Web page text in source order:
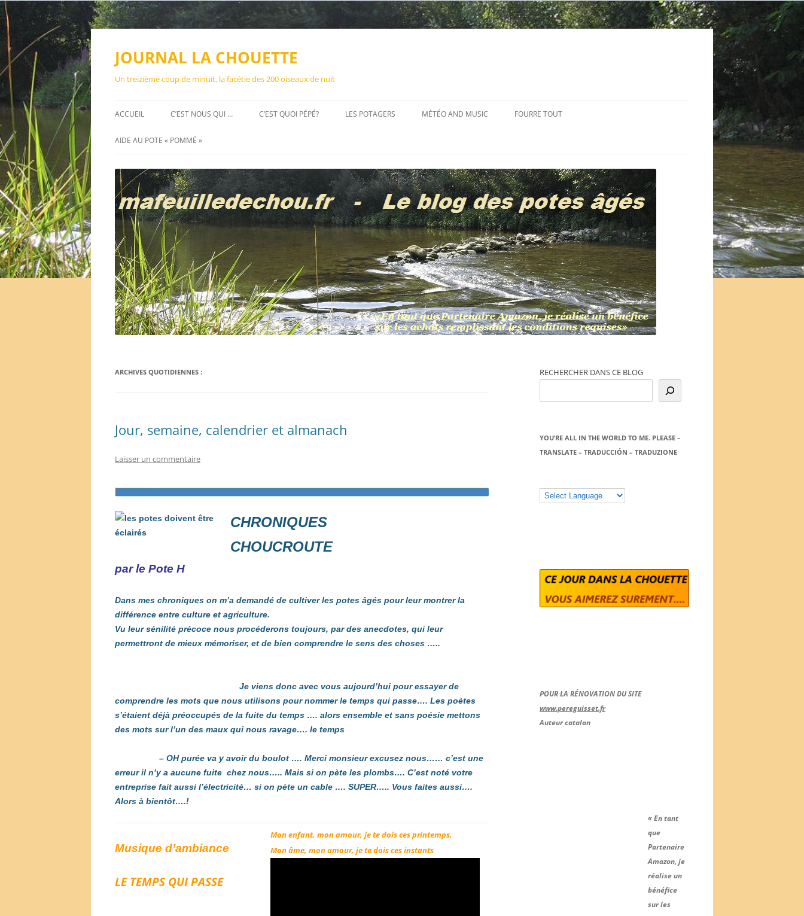
Aller
JOURNAL LA CHOUETTE
Un treizième coup de minuit, la facétie des 200 oiseaux de nuit
ACCUEIL C’EST NOUS QUI … C’EST QUOI PÉPÉ? LES POTAGERS MÉTÉO AND MUSIC FOURRE TOUT
AIDE AU POTE « POMMÉ »
ARCHIVES QUOTIDIENNES :
Jour, semaine, calendrier et almanach
Laisser un commentaire
CHRONIQUES
CHOUCROUTE
par le Pote H
Dans mes chroniques on m’a demandé de cultiver les potes âgés pour leur montrer la
différence entre culture et agriculture.
Vu leur sénilité précoce nous procéderons toujours, par des anecdotes, qui leur
permettront de mieux mémoriser, et de bien comprendre le sens des choses …..
Je viens donc avec vous aujourd’hui pour essayer de
comprendre les mots que nous utilisons pour nommer le temps qui passe…. Les poètes
s’étaient déjà préoccupés de la fuite du temps …. alors ensemble et sans poésie mettons
des mots sur l’un des maux qui nous ravage…. le temps
– OH purée va y avoir du boulot …. Merci monsieur excusez nous…… c’est une
erreur il n’y a aucune fuite chez nous….. Mais si on pète les plombs…. C’est noté votre
entreprise fait aussi l’électricité… si on pète un cable …. SUPER….. Vous faites aussi….
Alors à bientôt….!
Musique d’ambiance
LE TEMPS QUI PASSE
Mon enfant, mon amour, je te dois ces printemps,
Mon âme, mon amour, je te dois ces instants
RECHERCHER DANS CE BLOG
YOU’RE ALL IN THE WORLD TO ME. PLEASE –
TRANSLATE – TRADUCCIÓN – TRADUZIONE
POUR LA RÉNOVATION DU SITE
www.pereguisset.fr
Auteur catalan
« En tant
que
Partenaire
Amazon, je
réalise un
bénéfice
sur les